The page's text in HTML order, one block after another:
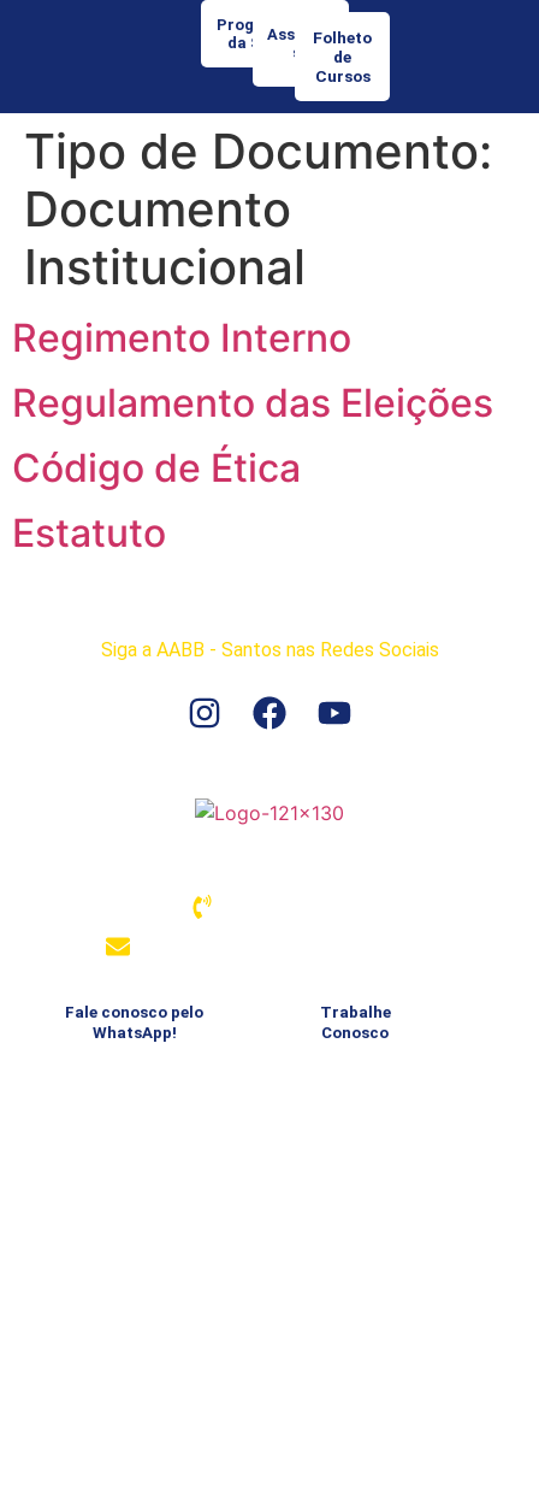
Programação
da Semana
Associe-
se
Folheto
de
Cursos
Tipo de Documento:
Documento
Institucional
Regimento Interno
Regulamento das Eleições
Código de Ética
Estatuto
Siga a AABB - Santos nas Redes Sociais
Fale conosco pelo
WhatsApp!
Trabalhe
Conosco